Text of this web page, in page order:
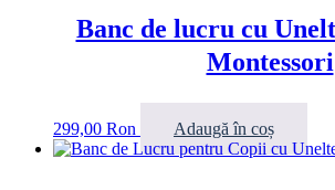
Banc de lucru cu
Montessori
299,00 Ron Adaugă în coș